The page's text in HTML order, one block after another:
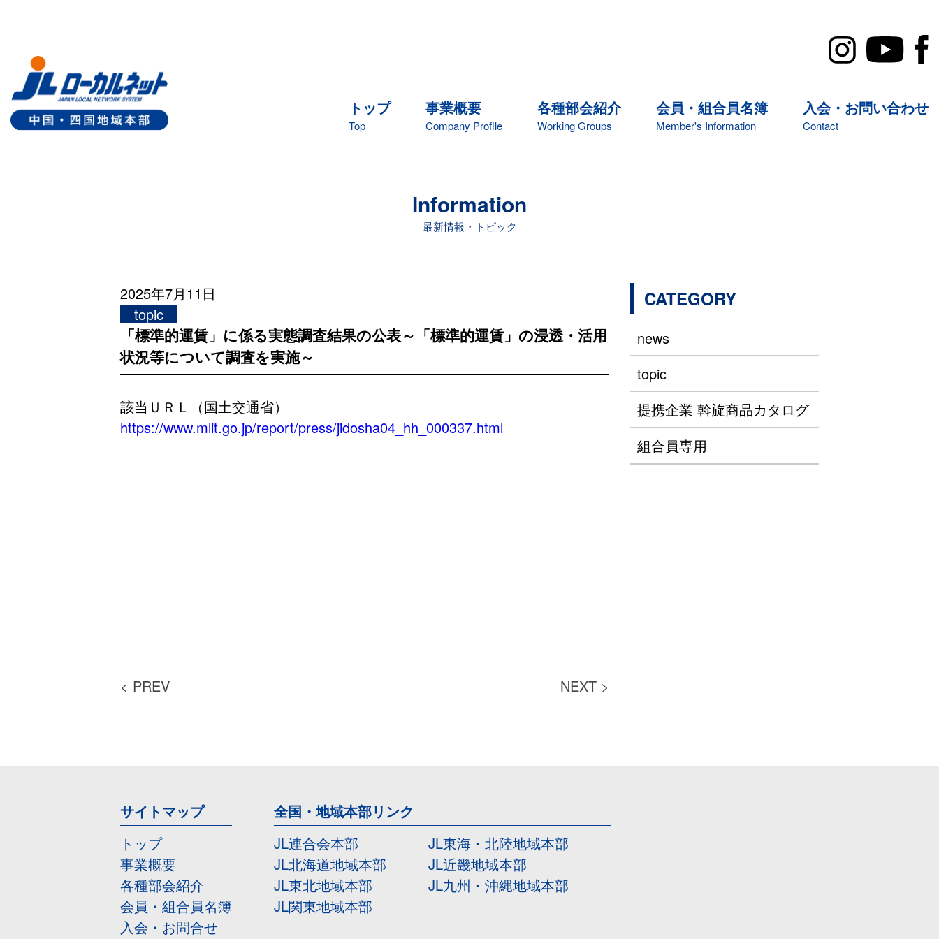
トップ
Top
事業概要
Company Profile
各種部会紹介
Working Groups
会員・組合員名簿
Member's Information
入会・お問い合わせ
Contact
Information
最新情報・トピック
2025年7月11日
topic
「標準的運賃」に係る実態調査結果の公表～「標準的運賃」の浸透・活用
状況等について調査を実施～
該当ＵＲＬ（国土交通省）
https://www.mlit.go.jp/report/press/jidosha04_hh_000337.html
< PREV NEXT >
CATEGORY
news
topic
提携企業 斡旋商品カタログ
組合員専用
サイトマップ
トップ
事業概要
各種部会紹介
会員・組合員名簿
入会・お問合せ
全国・地域本部リンク
JL連合会本部
JL北海道地域本部
JL東北地域本部
JL関東地域本部
JL東海・北陸地域本部
JL近畿地域本部
JL九州・沖縄地域本部